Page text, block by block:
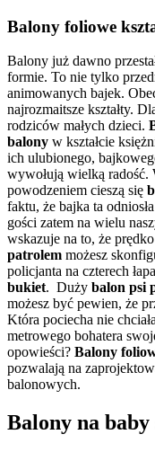
Balony foliowe
Balony już dawno
formie. To nie tylko
animowanych bajek.
najrozmaitsze kształty.
rodziców małych dzieci.
balony w kształcie
ich ulubionego,
wywołują wielką radość.
powodzeniem cieszą się
faktu, że bajka ta
gości zatem na wielu
wskazuje na to, że
patrolem możesz
policjanta na czterech
bukiet. Duży balon psi
możesz być pewien, że
Która pociecha nie
metrowego bohatera
opowieści? Balony
pozwalają na
balonowych.
Balony na baby